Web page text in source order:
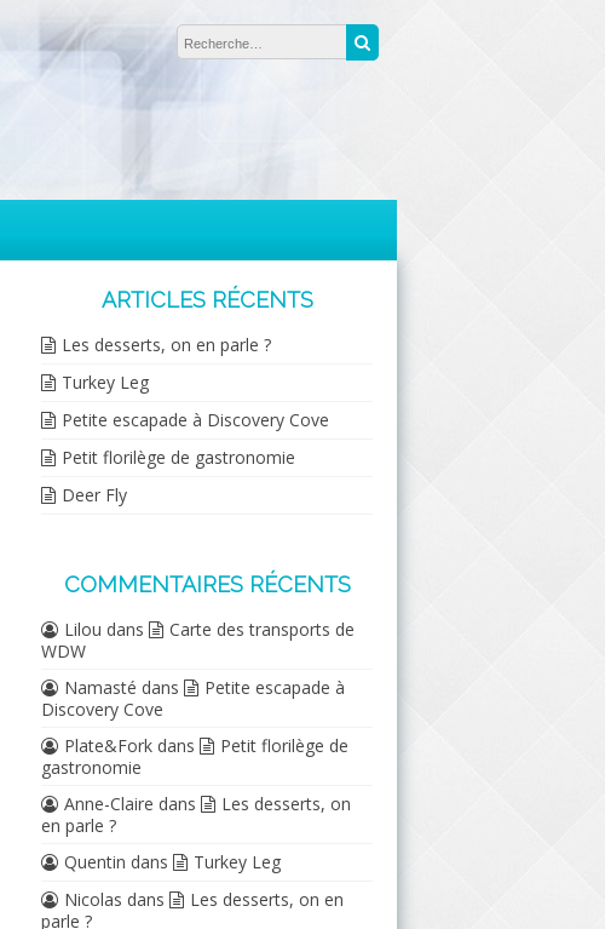
ARTICLES RÉCENTS
Les desserts, on en parle ?
Turkey Leg
Petite escapade à Discovery Cove
Petit florilège de gastronomie
Deer Fly
COMMENTAIRES RÉCENTS
Lilou dans
Carte des transports de
WDW
Namasté dans
Petite escapade à
Discovery Cove
Plate&Fork dans
Petit florilège de
gastronomie
Anne-Claire dans
Les desserts, on
en parle ?
Quentin dans
Turkey Leg
Nicolas dans
Les desserts, on en
parle ?